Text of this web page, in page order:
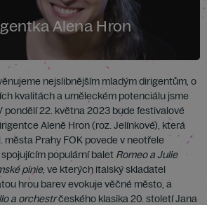
Alena Hron
nejslibnějším mladým dirigentům, o
kvalitách a uměleckém potenciálu jsme
pondělí 22. května 2023 bude festivalové
Aleně Hron (roz. Jelínkové), která
města Prahy FOK povede v neotřele
populární balet Romeo a Julie
pinie, ve kterých italský skladatel
hrou barev evokuje věčné město, a
a orchestrčeského klasika 20. století Jana